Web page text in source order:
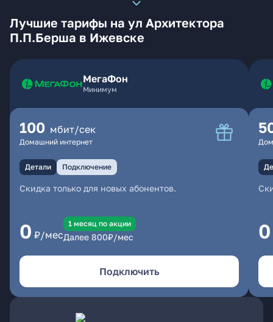
Лучшие тарифы на ул Архитектора
П.П.Берша в Ижевске
МегаФон
Минимум
100 мбит/сек
Домашний интернет
Детали Подключение
Скидка только для новых абонентов.
0 ₽/мес
1 месяц по акции
Далее 800₽/мес
Подключить
0